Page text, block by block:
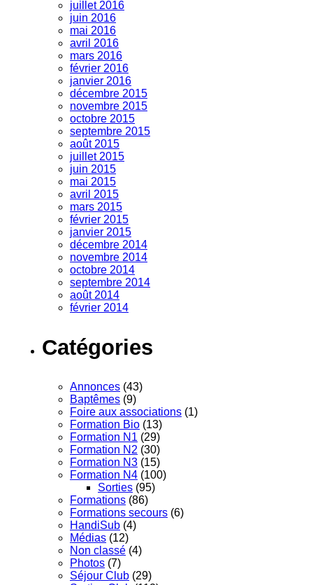
juillet 2016
juin 2016
mai 2016
avril 2016
mars 2016
février 2016
janvier 2016
décembre 2015
novembre 2015
octobre 2015
septembre 2015
août 2015
juillet 2015
juin 2015
mai 2015
avril 2015
mars 2015
février 2015
janvier 2015
décembre 2014
novembre 2014
octobre 2014
septembre 2014
août 2014
février 2014
Catégories
Annonces (43)
Baptêmes (9)
Foire aux associations (1)
Formation Bio (13)
Formation N1 (29)
Formation N2 (30)
Formation N3 (15)
Formation N4 (100)
Sorties (95)
Formations (86)
Formations secours (6)
HandiSub (4)
Médias (12)
Non classé (4)
Photos (7)
Séjour Club (29)